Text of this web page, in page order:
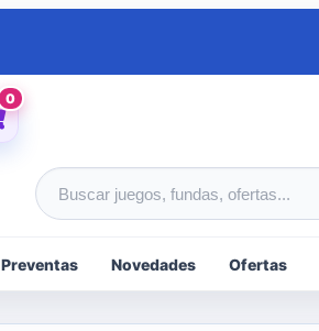
0
Buscar productos
Preventas Novedades Ofertas